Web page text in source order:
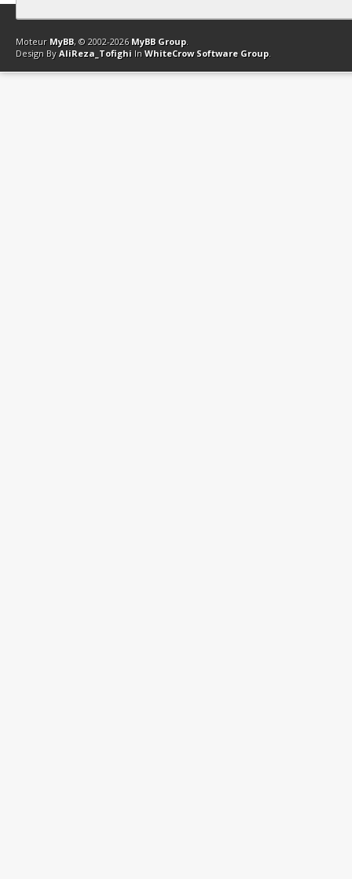
Contact Club Affiliation Retourner en haut Version bas-débit
Moteur MyBB, © 2002-2026 MyBB Group.
Design By AliReza_Tofighi In WhiteCrow Software Group.